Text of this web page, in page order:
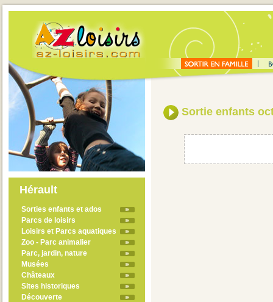
Hérault
Sorties enfants et ados
Parcs de loisirs
Loisirs et Parcs aquatiques
Zoo - Parc animalier
Parc, jardin, nature
Musées
Châteaux
Sites historiques
Découverte
Sortie enfants